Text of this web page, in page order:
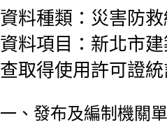
資料種類：災害防
資料項目：新北市
查取得使用許可證
一、發布及編制機關